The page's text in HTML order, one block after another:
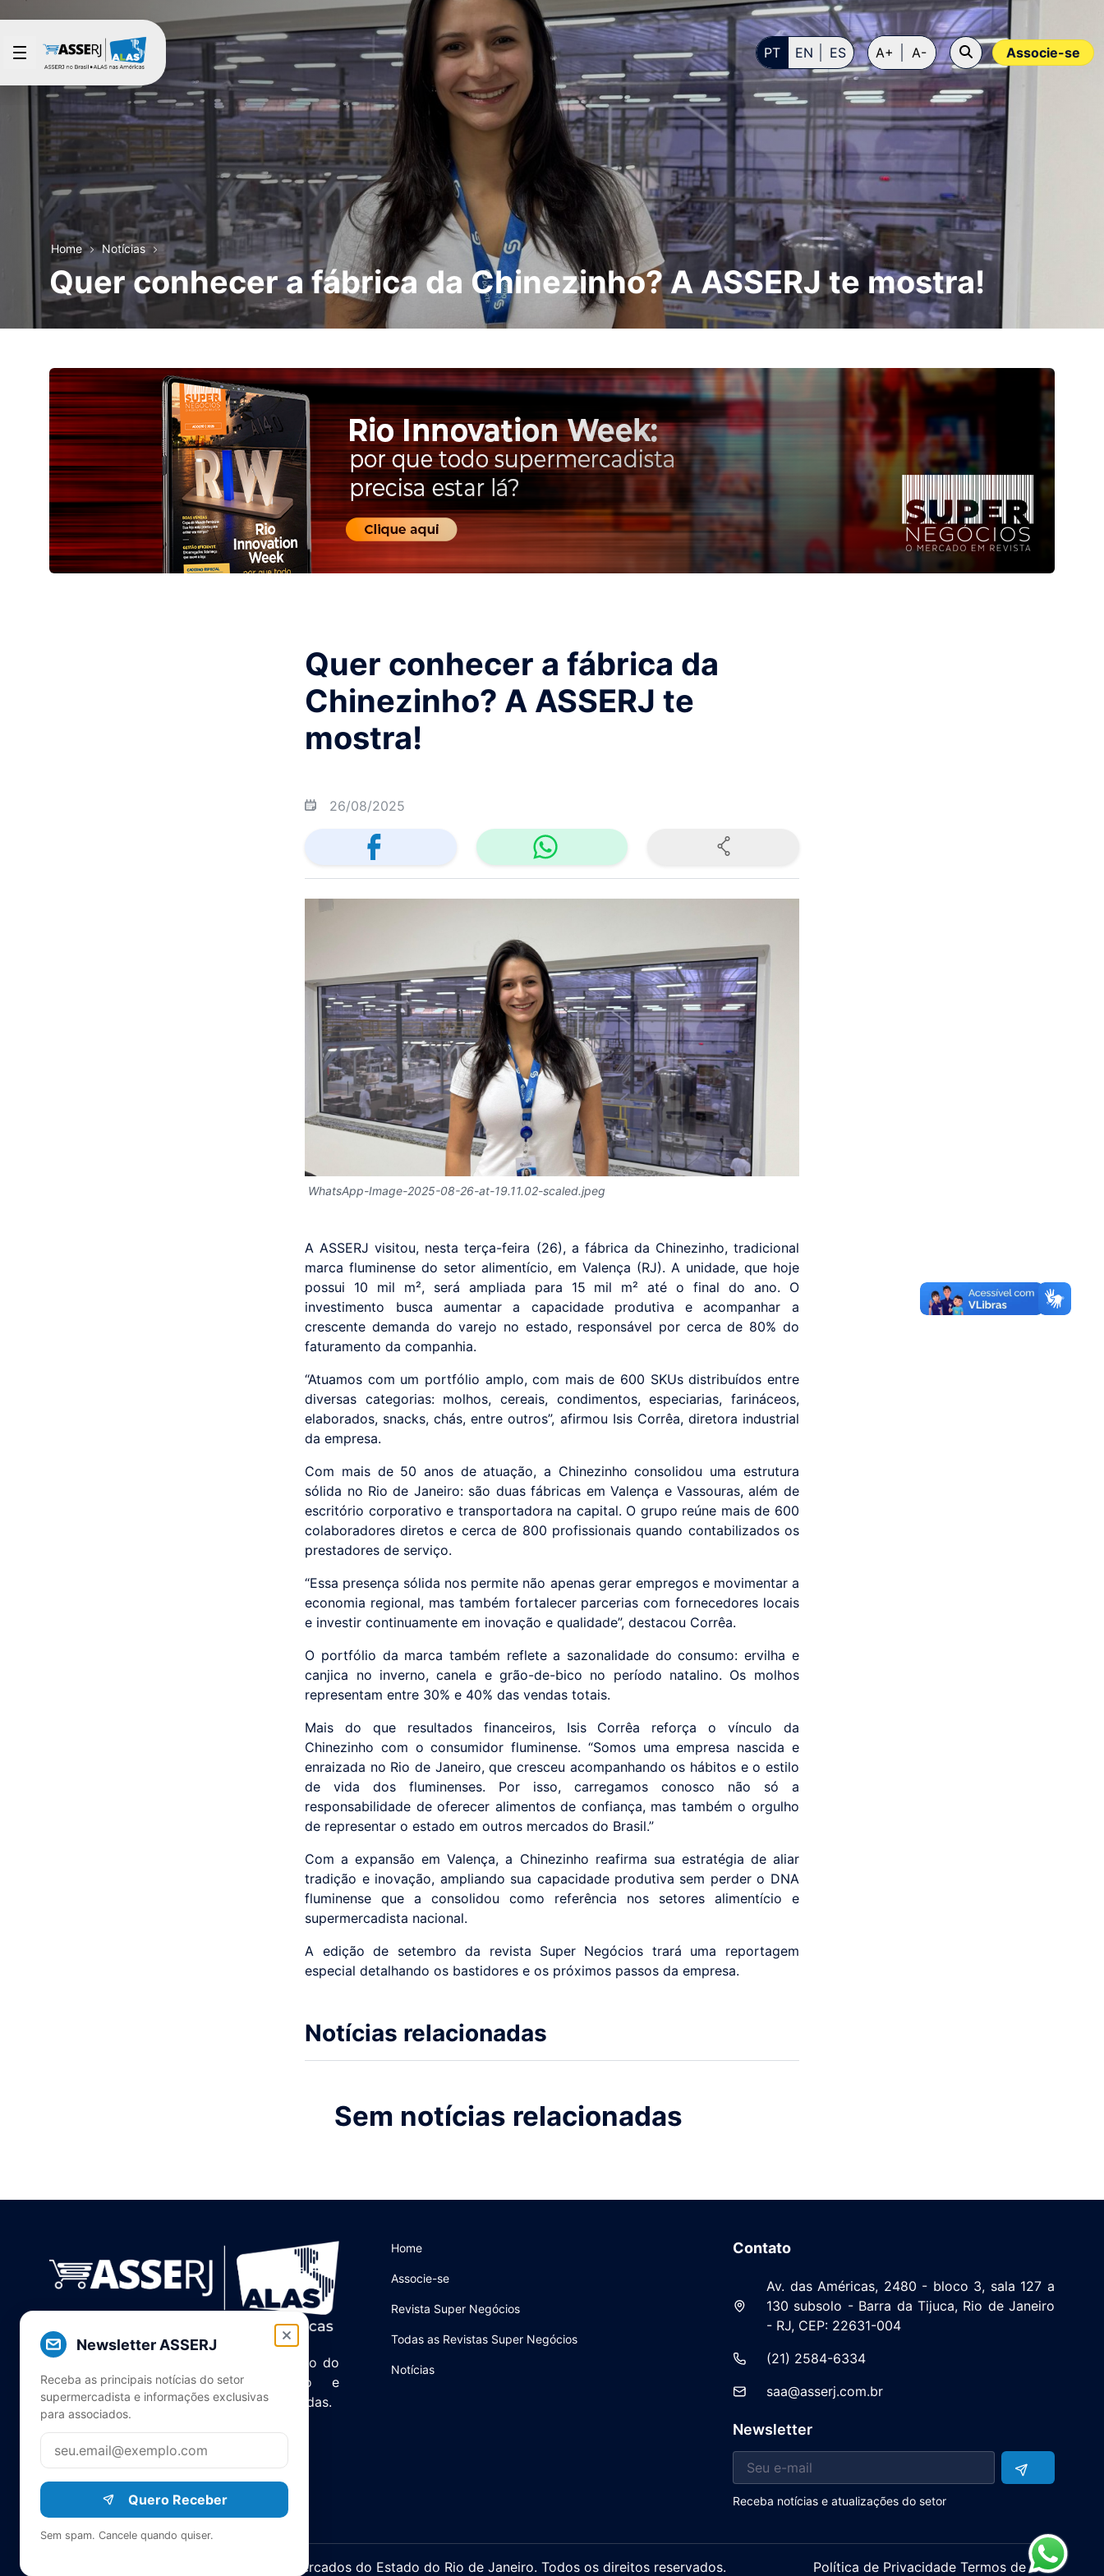
Pular para o Conteúdo principal
Associe-se
PT EN ES A+ A-
Home Notícias
Quer conhecer a fábrica da Chinezinho? A ASSERJ te mostra!
Quer conhecer a fábrica da
Chinezinho? A ASSERJ te
mostra!
26/08/2025
WhatsApp-Image-2025-08-26-at-19.11.02-scaled.jpeg
A ASSERJ visitou, nesta terça-feira (26), a fábrica da Chinezinho, tradicional
marca fluminense do setor alimentício, em Valença (RJ). A unidade, que hoje
possui 10 mil m², será ampliada para 15 mil m² até o final do ano. O
investimento busca aumentar a capacidade produtiva e acompanhar a
crescente demanda do varejo no estado, responsável por cerca de 80% do
faturamento da companhia.
“Atuamos com um portfólio amplo, com mais de 600 SKUs distribuídos entre
diversas categorias: molhos, cereais, condimentos, especiarias, farináceos,
elaborados, snacks, chás, entre outros”, afirmou Isis Corrêa, diretora industrial
da empresa.
Com mais de 50 anos de atuação, a Chinezinho consolidou uma estrutura
sólida no Rio de Janeiro: são duas fábricas em Valença e Vassouras, além de
escritório corporativo e transportadora na capital. O grupo reúne mais de 600
colaboradores diretos e cerca de 800 profissionais quando contabilizados os
prestadores de serviço.
“Essa presença sólida nos permite não apenas gerar empregos e movimentar a
economia regional, mas também fortalecer parcerias com fornecedores locais
e investir continuamente em inovação e qualidade”, destacou Corrêa.
O portfólio da marca também reflete a sazonalidade do consumo: ervilha e
canjica no inverno, canela e grão-de-bico no período natalino. Os molhos
representam entre 30% e 40% das vendas totais.
Mais do que resultados financeiros, Isis Corrêa reforça o vínculo da
Chinezinho com o consumidor fluminense. “Somos uma empresa nascida e
enraizada no Rio de Janeiro, que cresceu acompanhando os hábitos e o estilo
de vida dos fluminenses. Por isso, carregamos conosco não só a
responsabilidade de oferecer alimentos de confiança, mas também o orgulho
de representar o estado em outros mercados do Brasil.”
Com a expansão em Valença, a Chinezinho reafirma sua estratégia de aliar
tradição e inovação, ampliando sua capacidade produtiva sem perder o DNA
fluminense que a consolidou como referência nos setores alimentício e
supermercadista nacional.
A edição de setembro da revista Super Negócios trará uma reportagem
especial detalhando os bastidores e os próximos passos da empresa.
Notícias relacionadas
Sem notícias relacionadas
Newsletter ASSERJ
Receba as principais notícias do setor
supermercadista e informações exclusivas
para associados.
Quero Receber
Sem spam. Cancele quando quiser.
Associação de Supermercados do Estado do
Rio de Janeiro. Unindo, servindo e
representando o setor há mais de 5 décadas.
Home
Associe-se
Revista Super Negócios
Todas as Revistas Super Negócios
Notícias
Contato
Av. das Américas, 2480 - bloco 3, sala 127 a
130 subsolo - Barra da Tijuca, Rio de Janeiro
- RJ, CEP: 22631-004
(21) 2584-6334
saa@asserj.com.br
Newsletter
Receba notícias e atualizações do setor
© 2025 ASERJ – Associação de Supermercados do Estado do Rio de Janeiro. Todos os direitos reservados. Política de Privacidade Termos de Uso